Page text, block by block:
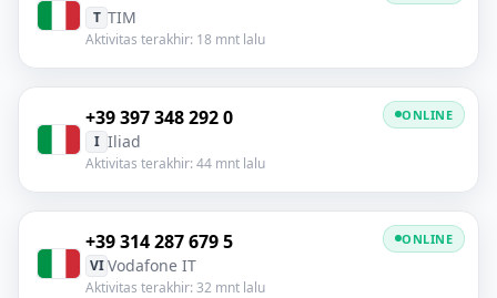
T TIM
Aktivitas terakhir: 18 mnt lalu
+39 397 348 292 0
I Iliad
Aktivitas terakhir: 44 mnt lalu
ONLINE
+39 314 287 679 5
VI Vodafone IT
Aktivitas terakhir: 32 mnt lalu
ONLINE